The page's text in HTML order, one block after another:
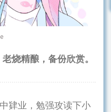
老烧精酿，备份欣赏。
肄业，勉强攻读下小